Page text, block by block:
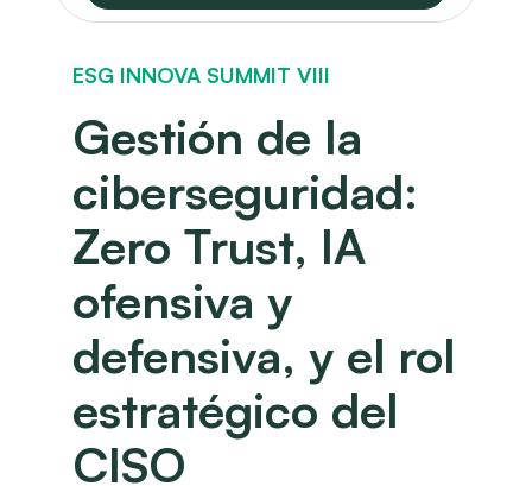
ESG INNOVA SUMMIT VIII
Gestión de la
ciberseguridad:
Zero Trust, IA
ofensiva y
defensiva, y el rol
estratégico del
CISO